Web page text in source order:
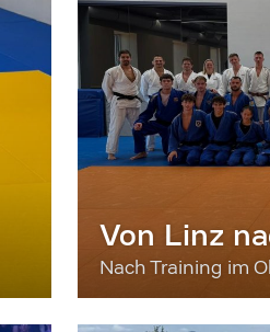
Von Linz
Nach Training im